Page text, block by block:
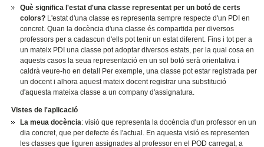
Què significa l'estat d'una classe representat per un botó de certs
colors? L'estat d'una classe es representa sempre respecte d'un PDI en
concret. Quan la docència d'una classe és compartida per diversos
professors per a cadascun d'ells pot tenir un estat diferent. Fins i tot per a
un mateix PDI una classe pot adoptar diversos estats, per la qual cosa en
aquests casos la seua representació en un sol botó serà orientativa i
caldrà veure-ho en detall Per exemple, una classe pot estar registrada per
un docent i alhora aquest mateix docent registrar una substitució
d'aquesta mateixa classe a un company d'assignatura.
Vistes de l'aplicació
La meua docència: visió que representa la docència d'un professor en un
dia concret, que per defecte és l'actual. En aquesta visió es representen
les classes que figuren assignades al professor en el POD carregat, a